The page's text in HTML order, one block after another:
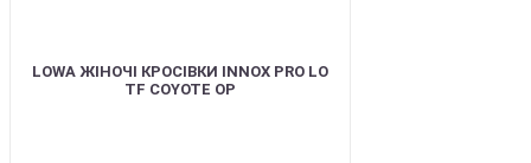
LOWA ЖІНОЧІ КРОСІВКИ INNOX PRO LO
TF COYOTE OP